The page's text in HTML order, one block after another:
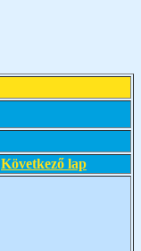
Következő lap